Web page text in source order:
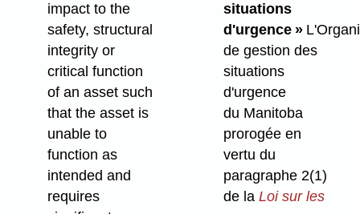
impact to the
safety, structural
integrity or
critical function
of an asset such
that the asset is
unable to
function as
intended and
requires
situations
d'urgence »
de gestion des
situations
d'urgence
du Manitoba
prorogée en
vertu du
paragraphe 2(1)
de la Loi sur les